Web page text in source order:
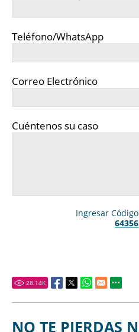
Teléfono/WhatsApp
Correo Electrónico
Cuéntenos su caso
Ingresar Código
64356
28.14K
NO TE PIERDAS